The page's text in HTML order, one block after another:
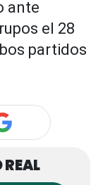
ante
el 28
partidos